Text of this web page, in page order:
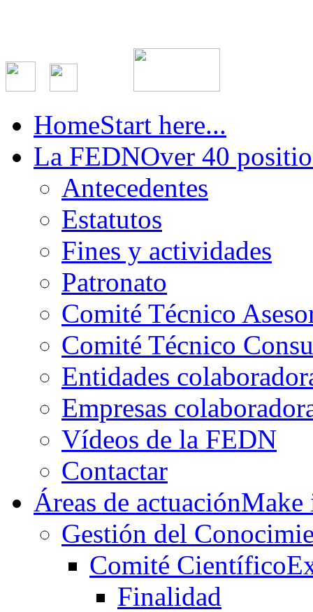
HomeStart here...
La FEDNOver 40
Antecedentes
Estatutos
Fines y actividades
Patronato
Comité Técnico
Comité Técnico
Entidades
Empresas
Vídeos de la FEDN
Contactar
Áreas de actuación
Gestión del
Comité Científico
Finalidad